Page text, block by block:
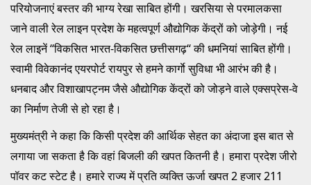
परियोजनाएं बस्तर की भाग्य रेखा साबित होंगी। खरसिया से परमालकसा
जाने वाली रेल लाइन प्रदेश के महत्वपूर्ण औद्योगिक केंद्रों को जोड़ेगी। नई
रेल लाइनें ‘‘विकसित भारत-विकसित छत्तीसगढ़‘‘ की धमनियां साबित होंगी।
स्वामी विवेकानंद एयरपोर्ट रायपुर से हमने कार्गाे सुविधा भी आरंभ की है।
धनबाद और विशाखापट्नम जैसे औद्योगिक केंद्रों को जोड़ने वाले एक्सप्रेस-वे
का निर्माण तेजी से हो रहा है।
मुख्यमंत्री ने कहा कि किसी प्रदेश की आर्थिक सेहत का अंदाजा इस बात से
लगाया जा सकता है कि वहां बिजली की खपत कितनी है। हमारा प्रदेश जीरो
पॉवर कट स्टेट है। हमारे राज्य में प्रति व्यक्ति ऊर्जा खपत 2 हजार 211